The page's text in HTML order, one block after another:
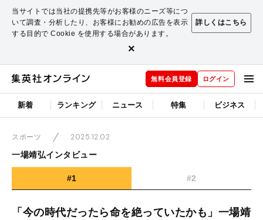
当サイトでは当社の提携先等がお客様のニーズ等につ
いて調査・分析したり、お客様にお勧めの広告を表示
する目的で Cookie を使用する場合があります。
詳しくはこちら
×
無料会員登録 ログイン
新着 ランキング ニュース 特集 ビジネス
スポーツ
2025.12.02
一場靖弘インタビュー
#1 #2
「今の時代だったら命を絶っていたかも」一場靖